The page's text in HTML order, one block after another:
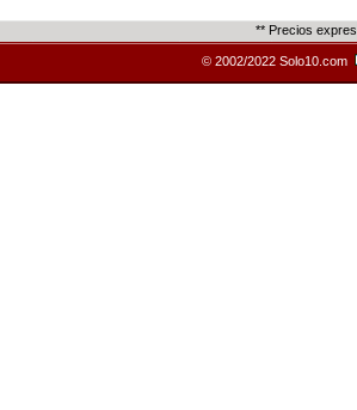
** Precios
© 2002/2022 Solo10.com